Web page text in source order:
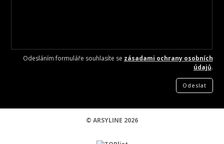
Odesláním formuláře souhlasíte se zásadami ochrany osobních
údajů.
Odeslat
© ARSYLINE 2026